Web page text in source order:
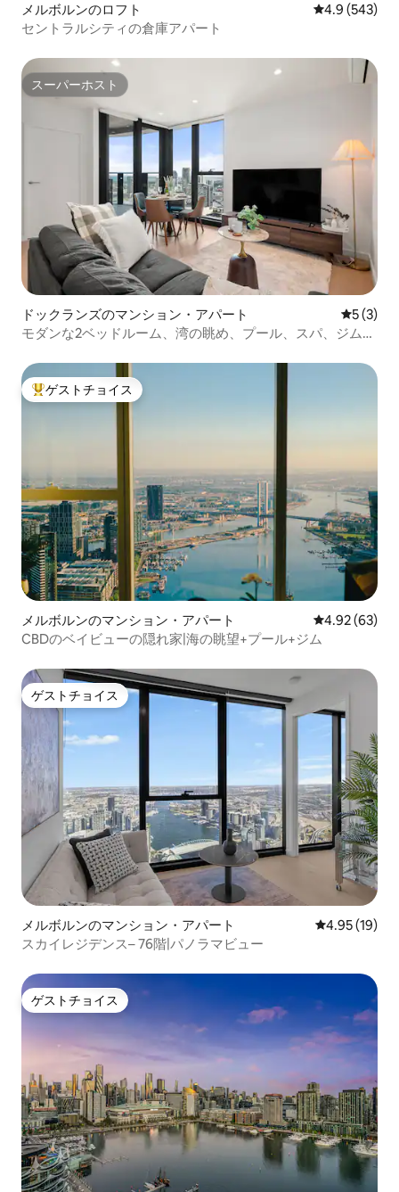
メルボルンのロフト レビュー543
4.9 (543)
セントラルシティの倉庫アパート
スーパーホスト
スーパーホスト
ドックランズのマンション・アパート レビュー
5 (3)
モダンな2ベッドルーム、湾の眺め、プール、スパ、ジム、
大好評のゲストチョイスです。
ゲストチョイス
メルボルンのマンション・アパート レビュー63
4.92 (63)
CBDのベイビューの隠れ家|海の眺望+プール+ジム
ゲストチョイス
ゲストチョイス
メルボルンのマンション・アパート レビュー19
4.95 (19)
スカイレジデンス– 76階|パノラマビュー
ゲストチョイス
ゲストチョイス